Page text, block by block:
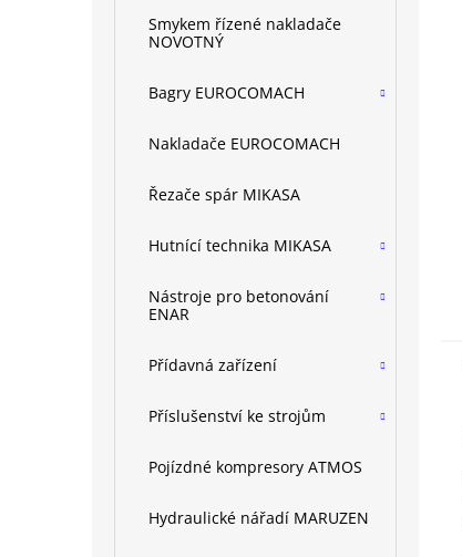
Smykem řízené nakladače
NOVOTNÝ
Bagry EUROCOMACH
Nakladače EUROCOMACH
Řezače spár MIKASA
Hutnící technika MIKASA
Nástroje pro betonování
ENAR
Přídavná zařízení
Příslušenství ke strojům
Pojízdné kompresory ATMOS
Hydraulické nářadí MARUZEN